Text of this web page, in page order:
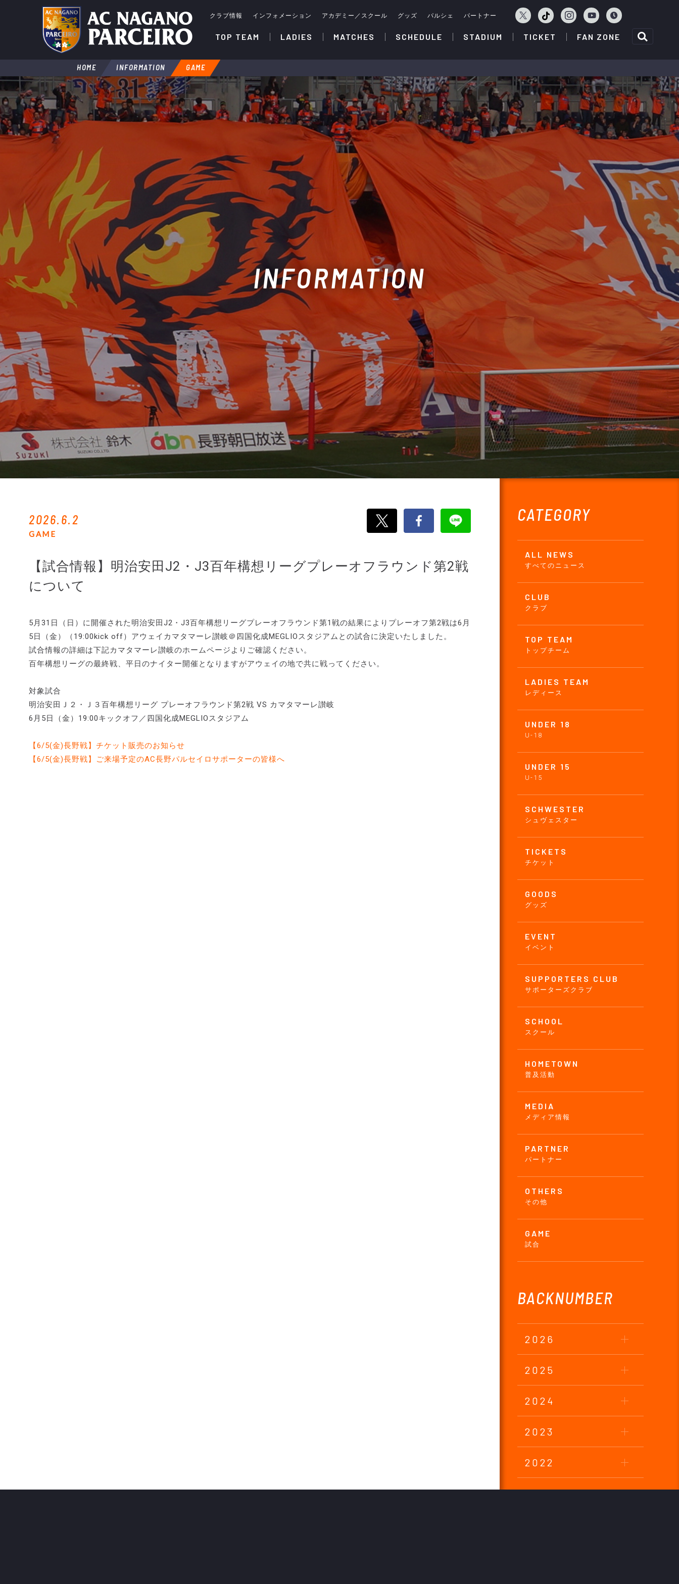
クラブ情報 インフォメーション アカデミー／スクール グッズ パルシェ パートナー
TOP TEAM LADIES MATCHES SCHEDULE STADIUM TICKET FAN ZONE
HOME INFORMATION GAME
INFORMATION
CATEGORY
ALL NEWS
すべてのニュース
CLUB
クラブ
TOP TEAM
トップチーム
LADIES TEAM
レディース
UNDER 18
U-18
UNDER 15
U-15
SCHWESTER
シュヴェスター
TICKETS
チケット
GOODS
グッズ
EVENT
イベント
SUPPORTERS CLUB
サポーターズクラブ
SCHOOL
スクール
HOMETOWN
普及活動
MEDIA
メディア情報
PARTNER
パートナー
OTHERS
その他
GAME
試合
BACKNUMBER
2026
2025
2024
2023
2022
2021
2026.6.2
GAME
【試合情報】明治安田J2・J3百年構想リーグプレーオフラウンド第2戦
について
5月31日（日）に開催された明治安田J2・J3百年構想リーグプレーオフラウンド第1戦の結果によりプレーオフ第2戦は6月
5日（金）（19:00kick off）アウェイカマタマーレ讃岐＠四国化成MEGLIOスタジアムとの試合に決定いたしました。
試合情報の詳細は下記カマタマーレ讃岐のホームページよりご確認ください。
百年構想リーグの最終戦、平日のナイター開催となりますがアウェイの地で共に戦ってください。
対象試合
明治安田Ｊ２・Ｊ３百年構想リーグ プレーオフラウンド第2戦 VS カマタマーレ讃岐
6月5日（金）19:00キックオフ／四国化成MEGLIOスタジアム
【6/5(金)長野戦】チケット販売のお知らせ
【6/5(金)長野戦】ご来場予定のAC長野パルセイロサポーターの皆様へ